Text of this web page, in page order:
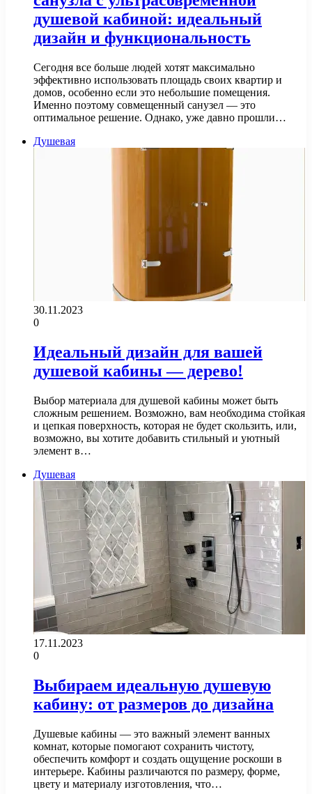
душевой кабиной: идеальный
дизайн и функциональность
Сегодня все больше людей хотят максимально
эффективно использовать площадь своих квартир и
домов, особенно если это небольшие помещения.
Именно поэтому совмещенный санузел — это
оптимальное решение. Однако, уже давно прошли…
Душевая
30.11.2023
0
Идеальный дизайн для вашей
душевой кабины — дерево!
Выбор материала для душевой кабины может быть
сложным решением. Возможно, вам необходима стойкая
и цепкая поверхность, которая не будет скользить, или,
возможно, вы хотите добавить стильный и уютный
элемент в…
Душевая
17.11.2023
0
Выбираем идеальную душевую
кабину: от размеров до дизайна
Душевые кабины — это важный элемент ванных
комнат, которые помогают сохранить чистоту,
обеспечить комфорт и создать ощущение роскоши в
интерьере. Кабины различаются по размеру, форме,
цвету и материалу изготовления, что…